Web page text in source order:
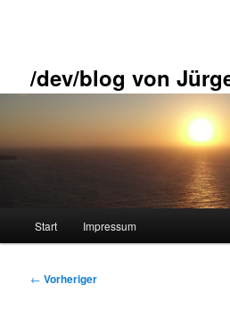
/dev/blog von
Start Impressum
Beitragsnavigation
← Vorheriger